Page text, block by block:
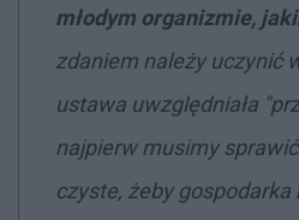
młodym organizmie,
zdaniem należy uczynić
ustawa uwzględniała
najpierw musimy
czyste, żeby gospodarka